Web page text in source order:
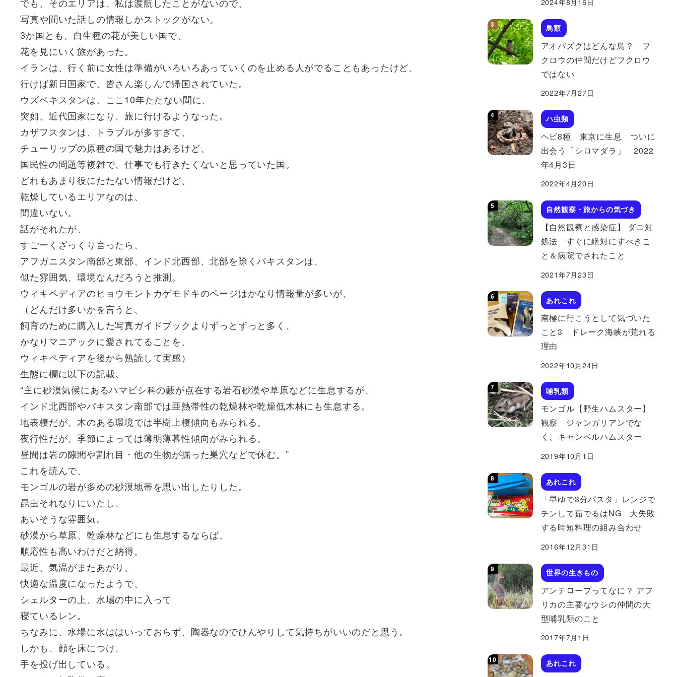
でも、そのエリアは、私は渡航したことがないので、
写真や聞いた話しの情報しかストックがない。
3か国とも、自生種の花が美しい国で、
花を見にいく旅があった。
イランは、行く前に女性は準備がいろいろあっていくのを止める人がでることもあったけど、
行けば新日国家で、皆さん楽しんで帰国されていた。
ウズベキスタンは、ここ10年たたない間に、
突如、近代国家になり、旅に行けるようなった。
カザフスタンは、トラブルが多すぎて、
チューリップの原種の国で魅力はあるけど、
国民性の問題等複雑で、仕事でも行きたくないと思っていた国。
どれもあまり役にたたない情報だけど、
乾燥しているエリアなのは、
間違いない。
話がそれたが、
すごーくざっくり言ったら、
アフガニスタン南部と東部、インド北西部、北部を除くパキスタンは、
似た雰囲気、環境なんだろうと推測。
ウィキペディアのヒョウモントカゲモドキのページはかなり情報量が多いが、
（どんだけ多いかを言うと、
飼育のために購入した写真ガイドブックよりずっとずっと多く、
かなりマニアックに愛されてることを、
ウィキペディアを後から熟読して実感）
生態に欄に以下の記載。
“主に砂漠気候にあるハマビシ科の藪が点在する岩石砂漠や草原などに生息するが、
インド北西部やパキスタン南部では亜熱帯性の乾燥林や乾燥低木林にも生息する。
地表棲だが、木のある環境では半樹上棲傾向もみられる。
夜行性だが、季節によっては薄明薄暮性傾向がみられる。
昼間は岩の隙間や割れ目・他の生物が掘った巣穴などで休む。”
これを読んで、
モンゴルの岩が多めの砂漠地帯を思い出したりした。
昆虫それなりにいたし、
あいそうな雰囲気。
砂漠から草原、乾燥林などにも生息するならば、
順応性も高いわけだと納得。
最近、気温がまたあがり、
快適な温度になったようで、
シェルターの上、水場の中に入って
寝ているレン。
ちなみに、水場に水ははいっておらず、陶器なのでひんやりして気持ちがいいのだと思う。
しかも、顔を床につけ、
手を投げ出している。
鳥類
アオバズクはどんな鳥？ フ
クロウの仲間だけどフクロウ
ではない
2022年7月27日
ハ虫類
ヘビ8種 東京に生息 ついに
出会う「シロマダラ」 2022
年4月3日
2022年4月20日
自然観察・旅からの気づき
【自然観察と感染症】 ダニ対
処法 すぐに絶対にすべきこ
と＆病院でされたこと
2021年7月23日
あれこれ
南極に行こうとして気づいた
こと3 ドレーク海峡が荒れる
理由
2022年10月24日
哺乳類
モンゴル【野生ハムスター】
観察 ジャンガリアンでな
く、キャンベルハムスター
2019年10月1日
あれこれ
「早ゆで3分パスタ」レンジで
チンして茹でるはNG 大失敗
する時短料理の組み合わせ
2016年12月31日
世界の生きもの
アンテロープってなに？ アフ
リカの主要なウシの仲間の大
型哺乳類のこと
2017年7月1日
あれこれ